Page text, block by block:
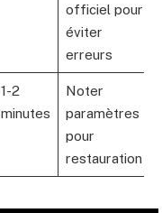
officiel pour
éviter
erreurs
1-2
minutes
Noter
paramètres
pour
restauration